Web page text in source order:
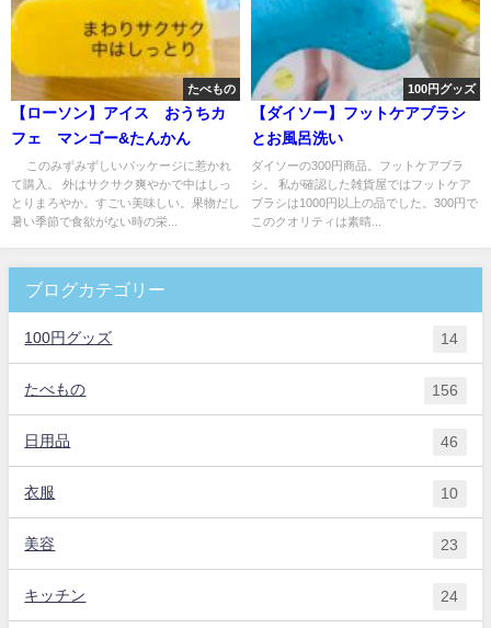
たべもの
【ローソン】アイス おうちカ
フェ マンゴー&たんかん
このみずみずしいパッケージに惹かれ
て購入。 外はサクサク爽やかで中はしっ
とりまろやか。すごい美味しい。果物だし
暑い季節で食欲がない時の栄...
100円グッズ
【ダイソー】フットケアブラシ
とお風呂洗い
ダイソーの300円商品。フットケアブラ
シ。 私が確認した雑貨屋ではフットケア
ブラシは1000円以上の品でした。300円で
このクオリティは素晴...
ブログカテゴリー
100円グッズ 14
たべもの 156
日用品 46
衣服 10
美容 23
キッチン 24